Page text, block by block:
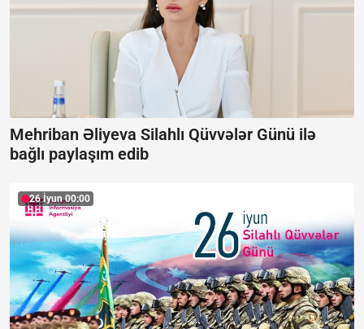
Mehriban Əliyeva Silahlı Qüvvələr Günü ilə
bağlı paylaşım edib
26 İyun 00:00